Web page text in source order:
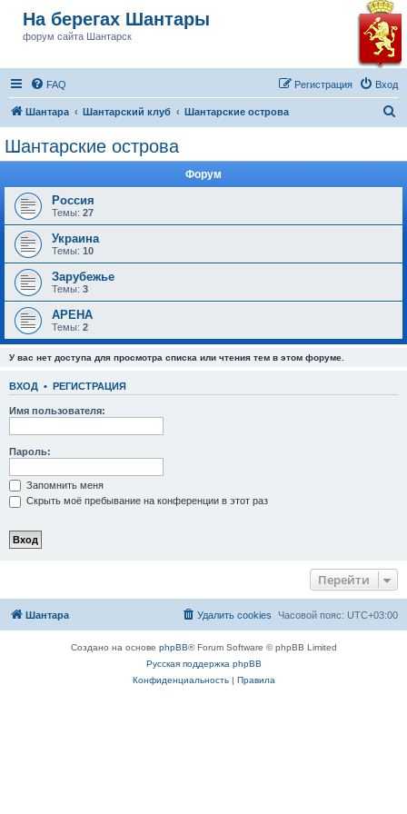
На берегах Шантары
форум сайта Шантарск
FAQ Вход
Регистрация
Шантара Шантарский клуб Шантарские острова
Шантарские острова
Форум
Россия
Темы: 27
Украина
Темы: 10
Зарубежье
Темы: 3
АРЕНА
Темы: 2
У вас нет доступа для просмотра списка или чтения тем в этом форуме.
ВХОД • РЕГИСТРАЦИЯ
Имя пользователя:
Пароль:
Запомнить меня
Скрыть моё пребывание на конференции в этот раз
Перейти
Шантара Часовой пояс: UTC+03:00
Удалить cookies
Создано на основе phpBB® Forum Software © phpBB Limited
Русская поддержка phpBB
Конфиденциальность| Правила